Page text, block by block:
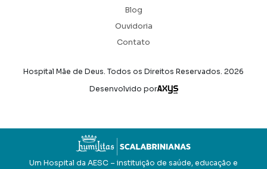
Blog
Ouvidoria
Contato
Hospital Mãe de Deus. Todos os Direitos Reservados. 2026
Desenvolvido por
Axysweb
Um Hospital da AESC – instituição de saúde, educação e